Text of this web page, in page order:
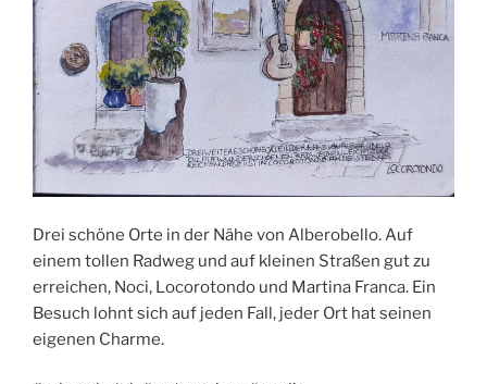
Drei schöne Orte in der Nähe von Alberobello. Auf
einem tollen Radweg und auf kleinen Straßen gut zu
erreichen, Noci, Locorotondo und Martina Franca. Ein
Besuch lohnt sich auf jeden Fall, jeder Ort hat seinen
eigenen Charme.